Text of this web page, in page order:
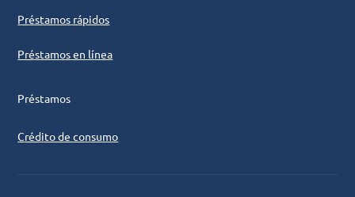
Préstamos rápidos
Préstamos en línea
Préstamos
Crédito de consumo